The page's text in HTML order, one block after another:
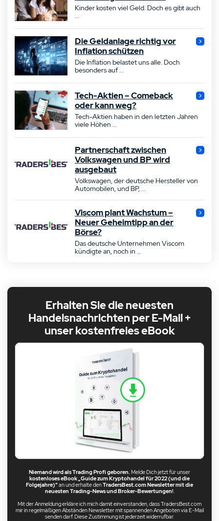
Kinder kosten viel Geld. Doch es gibt auch
...
Die Geldanlage richtig vor
Inflation schützen
Die Inflation belastet uns alle. Doch
besonders auf ...
Tech-Aktien – Comeback
oder kann weg?
Tech-Aktien haben in den letzten Jahren
viele Höhen ...
Partnerschaft zwischen
Volkswagen und BP wird
ausgebaut
Volkswagen, der deutsche Hersteller von
Automobilen, und BP, ...
Viscom plant Wachstum –
Neuer Geheimtipp an der
Börse?
Das deutsche Unternehmen Viscom
kündigte an, noch in ...
Erhalten Sie die neuesten
Handelsnachrichten per E-Mail +
unser kostenfreies eBook
Niemand wird als Trading Profi geboren.Melde Dich jetzt für unser
kostenloses eBook „Guide zum Kryptohandel für 2022 (und die
Folgejahre)“an und erhalte denTradersBest.com Newsletter mit die
neuesten Trading-News und Broker-Bewertungen!.
Mit der Anmeldung erkläre ich mich damit einverstanden, dass TradersBest.com
mir in regelmäßigen Abständen Newsletter mit spannenden Angeboten via E-Mail
senden darf. Diese Zustimmung ist jederzeit widerrufbar.